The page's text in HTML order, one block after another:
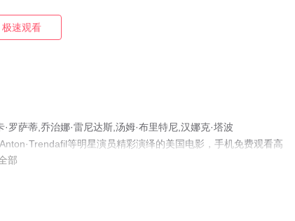
极速观看
萨蒂,乔治娜·雷尼达斯,汤姆·布里特尼,汉娜克·塔波
等明星演员精彩演绎的美国电影，手机免费观看高
影、电视猫或剧情网等平台了解。
部